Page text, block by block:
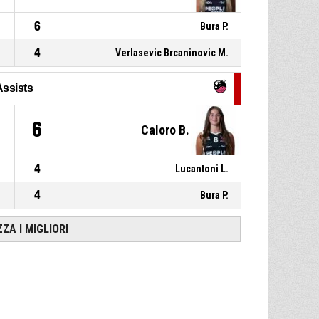
6 Bura P.
4 Verlasevic Brcaninovic M.
6 Caloro B.
4 Lucantoni L.
4 Bura P.
I MIGLIORI